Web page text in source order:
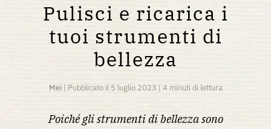
Pulisci e ricarica i
tuoi strumenti di
bellezza
Mei | Pubblicato il 5 luglio 2023 | 4 minuti di lettura
Poiché gli strumenti di bellezza sono